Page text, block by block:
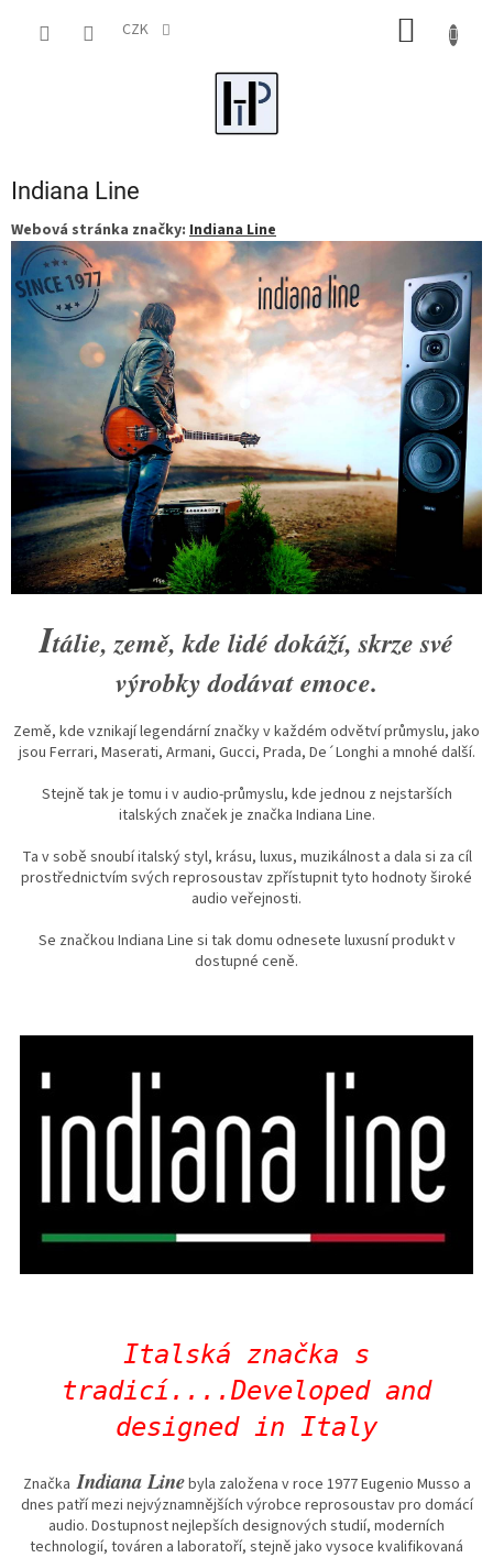
CZK
Indiana Line
Webová stránka značky: Indiana Line
Itálie, země, kde lidé dokáží, skrze své
výrobky dodávat emoce.
Země, kde vznikají legendární značky v každém odvětví průmyslu, jako
jsou Ferrari, Maserati, Armani, Gucci, Prada, De´Longhi a mnohé další.
Stejně tak je tomu i v audio-průmyslu, kde jednou z nejstarších
italských značek je značka Indiana Line.
Ta v sobě snoubí italský styl, krásu, luxus, muzikálnost a dala si za cíl
prostřednictvím svých reprosoustav zpřístupnit tyto hodnoty široké
audio veřejnosti.
Se značkou Indiana Line si tak domu odnesete luxusní produkt v
dostupné ceně.
Italská značka s
tradicí....Developed and
designed in Italy
Značka Indiana Linebyla založena v roce 1977 Eugenio Musso a
dnes patří mezi nejvýznamnějších výrobce reprosoustav pro domácí
audio. Dostupnost nejlepších designových studií, moderních
technologií, továren a laboratoří, stejně jako vysoce kvalifikovaná